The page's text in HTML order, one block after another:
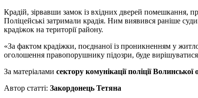
Крадій, зірвавши замок із вхідних дверей помешкання,
Поліцейські затримали крадія. Ним виявився раніше
крадіжок на території району.
«За фактом крадіжки, поєднаної із проникненням у
оголошення правопорушнику підозри, буде
За матеріалами сектору комунікації поліції Волинської
Автор статті: Закордонець Тетяна